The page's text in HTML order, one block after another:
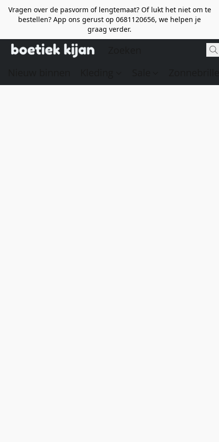
Vragen over de pasvorm of lengtemaat? Of lukt het niet om te
bestellen? App ons gerust op 0681120656, we helpen je
graag verder.